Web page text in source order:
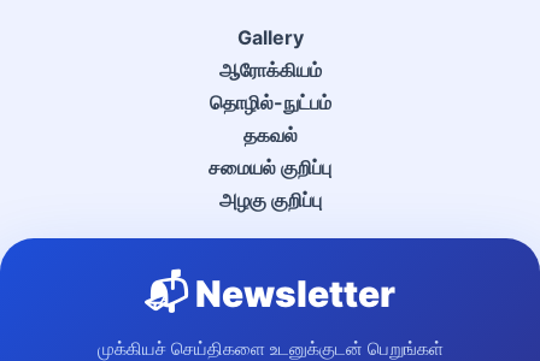
Gallery
ஆரோக்கியம்
தொழில்-நுட்பம்
தகவல்
சமையல் குறிப்பு
அழகு குறிப்பு
📬 Newsletter
முக்கியச் செய்திகளை உடனுக்குடன் பெறுங்கள்